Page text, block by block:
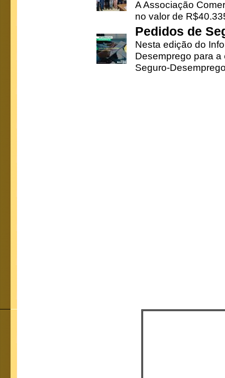
A Associação
no valor de
Pedidos de
Nesta edição do
Desemprego para
Seguro-